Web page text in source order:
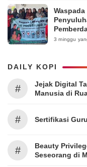
Surabaya
3 minggu
DAILY KOPI
#
Jejak Digital
Manusia di
# Sertifikasi
#
Beauty
Seseorang di